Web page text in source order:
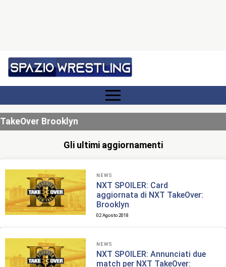
TakeOver Brooklyn
Gli ultimi aggiornamenti
NEWS
NXT SPOILER: Card
aggiornata di NXT TakeOver:
Brooklyn
02 Agosto 2018
NEWS
NXT SPOILER: Annunciati due
match per NXT TakeOver: